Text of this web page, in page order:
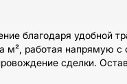
благодаря удобной
работая напрямую с
сделки.